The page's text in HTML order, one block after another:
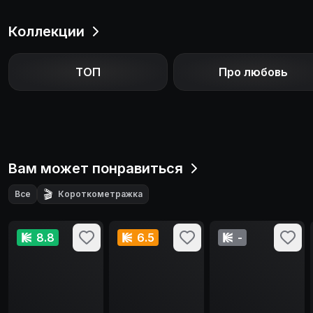
приближённые смогут перевернуть ход истории и
принести в мир капельку добра. Силы зла строят
коварные планы дальнейшего правления, однако
даже не подозревают, с какой невероятной силой
столкнулись на этот раз.
Коллекции
ТОП Про любовь
Вам может понравиться
Все 🎬 Короткометражка
8.8 6.5 -